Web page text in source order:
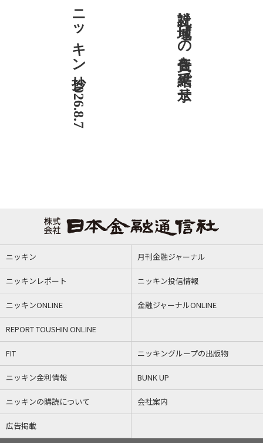
ニッキン抄 2026.8.7 社説 地域への責任を結果で示せ
ニッキン 月刊金融ジャーナル
ニッキンレポート ニッキン投信情報
ニッキンONLINE 金融ジャーナルONLINE
REPORT TOUSHIN ONLINE
FIT ニッキングループの出版物
ニッキン金利情報 BUNK UP
ニッキンの購読について 会社案内
広告掲載